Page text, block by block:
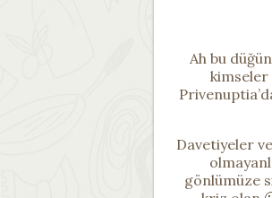
Ah bu
kimseler
Davetiyeler
gönlümüze